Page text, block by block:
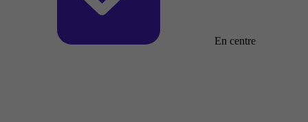
En centre